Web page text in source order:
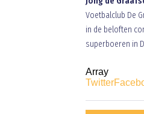
Voetbalclub De
in de beloften
superboeren in
Array
Twitter